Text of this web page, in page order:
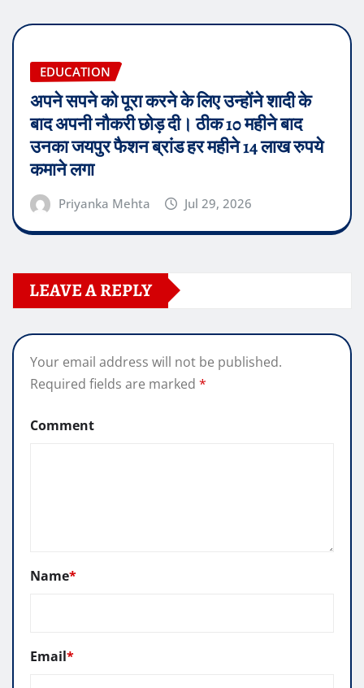
EDUCATION
अपने सपने को पूरा करने के लिए उन्होंने शादी के
बाद अपनी नौकरी छोड़ दी। ठीक 10 महीने बाद
उनका जयपुर फैशन ब्रांड हर महीने 14 लाख रुपये
कमाने लगा
Priyanka Mehta Jul 29, 2026
LEAVE A REPLY
Your email address will not be published.
Required fields are marked *
Comment
Name*
Email*